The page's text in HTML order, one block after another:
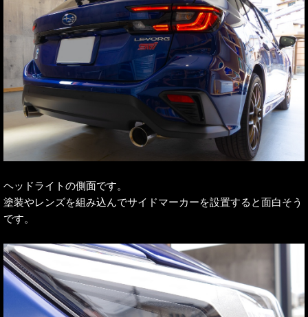
ヘッドライトの側面です。
塗装やレンズを組み込んでサイドマーカーを設置すると面白そう
です。